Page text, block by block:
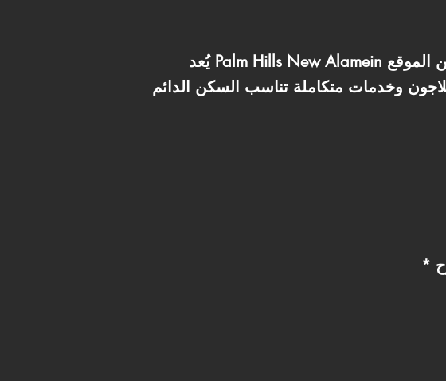
يُعد Palm Hills New Alamein مجتمعًا سكنيًا وسياحيًا متكاملًا في مدينة العلمين الجديدة، حيث يجمع بين الموقع
وخدمات متكاملة تناسب السكن الدائم